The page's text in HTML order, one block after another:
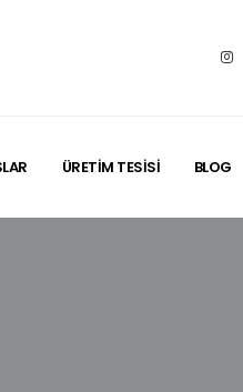
ÜRETİM TESİSİ BLOG